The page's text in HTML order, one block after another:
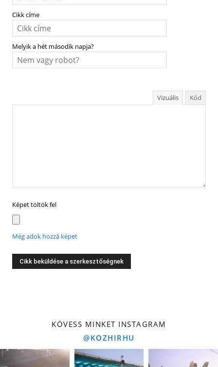
Cikk címe
Melyik a hét második napja?
Vizuális Kód
Képet töltök fel
Még adok hozzá képet
KÖVESS MINKET INSTAGRAM
@KOZHIRHU